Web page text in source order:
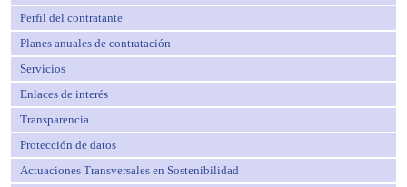
Perfil del contratante
Planes anuales de contratación
Servicios
Enlaces de interés
Transparencia
Protección de datos
Actuaciones Transversales en Sostenibilidad